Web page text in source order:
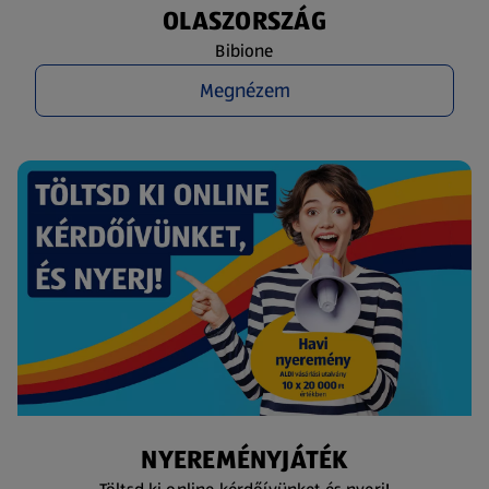
OLASZORSZÁG
Bibione
Megnézem
NYEREMÉNYJÁTÉK